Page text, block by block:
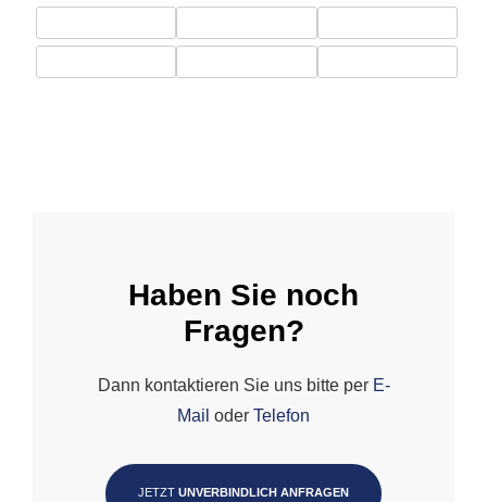
Haben Sie noch
Fragen?
Dann kontaktieren Sie uns bitte per E-
Mail oder Telefon
JETZT UNVERBINDLICH ANFRAGEN